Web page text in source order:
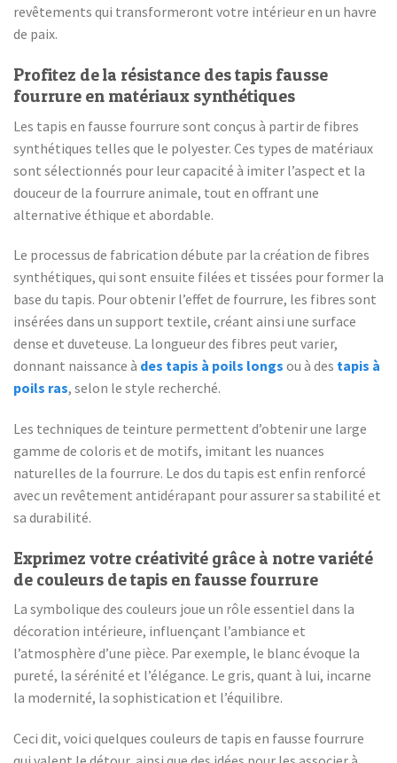
revêtements qui transformeront votre intérieur en un havre
de paix.
Profitez de la résistance des tapis fausse
fourrure en matériaux synthétiques
Les tapis en fausse fourrure sont conçus à partir de fibres
synthétiques telles que le polyester. Ces types de matériaux
sont sélectionnés pour leur capacité à imiter l’aspect et la
douceur de la fourrure animale, tout en offrant une
alternative éthique et abordable.
Le processus de fabrication débute par la création de fibres
synthétiques, qui sont ensuite filées et tissées pour former la
base du tapis. Pour obtenir l’effet de fourrure, les fibres sont
insérées dans un support textile, créant ainsi une surface
dense et duveteuse. La longueur des fibres peut varier,
donnant naissance à des tapis à poils longs ou à des tapis à
poils ras, selon le style recherché.
Les techniques de teinture permettent d’obtenir une large
gamme de coloris et de motifs, imitant les nuances
naturelles de la fourrure. Le dos du tapis est enfin renforcé
avec un revêtement antidérapant pour assurer sa stabilité et
sa durabilité.
Exprimez votre créativité grâce à notre variété
de couleurs de tapis en fausse fourrure
La symbolique des couleurs joue un rôle essentiel dans la
décoration intérieure, influençant l’ambiance et
l’atmosphère d’une pièce. Par exemple, le blanc évoque la
pureté, la sérénité et l’élégance. Le gris, quant à lui, incarne
la modernité, la sophistication et l’équilibre.
Ceci dit, voici quelques couleurs de tapis en fausse fourrure